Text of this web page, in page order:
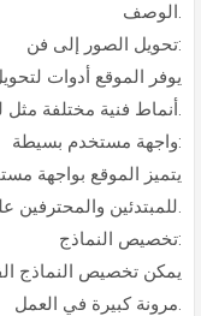
الوصف.
تحويل الصور إلى فن:
يوفر الموقع أدوات
أنماط فنية مختلفة مثل لوحات فان جوخ أو بيكاسو.
واجهة مستخدم بسيطة:
يتميز الموقع بواجهة
للمبتدئين والمحترفين على حد سواء.
تخصيص النماذج:
يمكن تخصيص النماذج
مرونة كبيرة في العمل.